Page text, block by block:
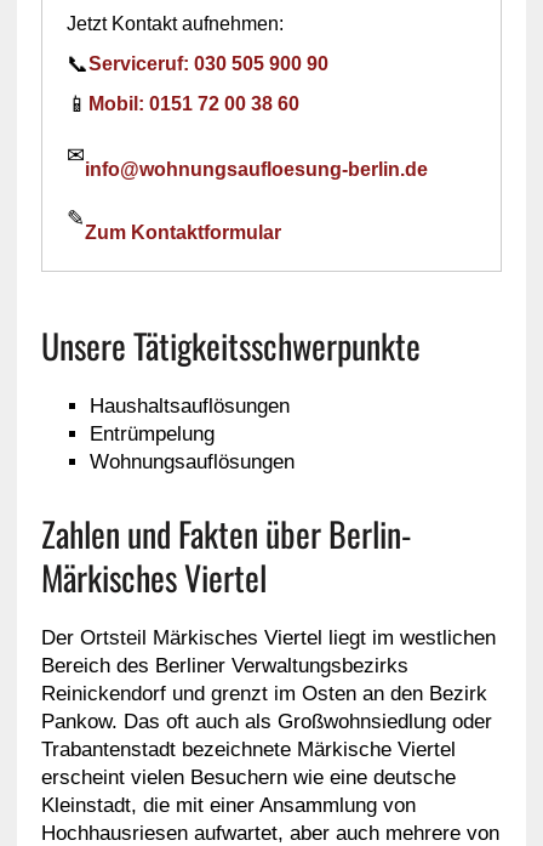
Jetzt Kontakt aufnehmen:
📞Serviceruf: 030 505 900 90
📱 Mobil: 0151 72 00 38 60
✉
info@wohnungsaufloesung-berlin.de
✎
Zum Kontaktformular
Unsere Tätigkeitsschwerpunkte
Haushaltsauflösungen
Entrümpelung
Wohnungsauflösungen
Zahlen und Fakten über Berlin-
Märkisches Viertel
Der Ortsteil Märkisches Viertel liegt im westlichen
Bereich des Berliner Verwaltungsbezirks
Reinickendorf und grenzt im Osten an den Bezirk
Pankow. Das oft auch als Großwohnsiedlung oder
Trabantenstadt bezeichnete Märkische Viertel
erscheint vielen Besuchern wie eine deutsche
Kleinstadt, die mit einer Ansammlung von
Hochhausriesen aufwartet, aber auch mehrere von